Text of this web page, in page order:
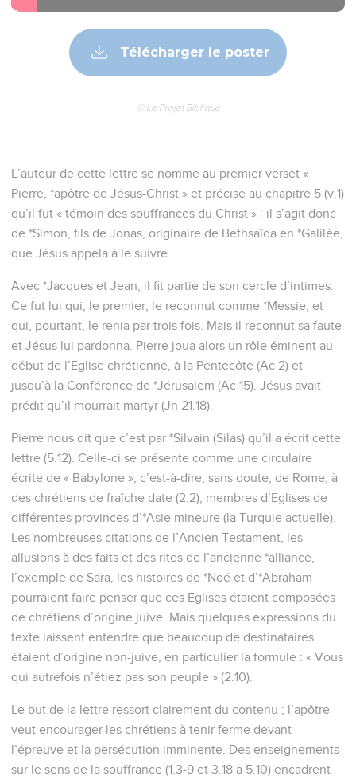
Télécharger le poster
© Le Projet Biblique
L’auteur de cette lettre se nomme au premier verset «
Pierre, *apôtre de Jésus-Christ » et précise au chapitre 5 (v.1)
qu’il fut « témoin des souffrances du Christ » : il s’agit donc
de *Simon, fils de Jonas, originaire de Bethsaïda en *Galilée,
que Jésus appela à le suivre.
Avec *Jacques et Jean, il fit partie de son cercle d’intimes.
Ce fut lui qui, le premier, le reconnut comme *Messie, et
qui, pourtant, le renia par trois fois. Mais il reconnut sa faute
et Jésus lui pardonna. Pierre joua alors un rôle éminent au
début de l’Eglise chrétienne, à la Pentecôte (Ac 2) et
jusqu’à la Conférence de *Jérusalem (Ac 15). Jésus avait
prédit qu’il mourrait martyr (Jn 21.18).
Pierre nous dit que c’est par *Silvain (Silas) qu’il a écrit cette
lettre (5.12). Celle-ci se présente comme une circulaire
écrite de « Babylone », c’est-à-dire, sans doute, de Rome, à
des chrétiens de fraîche date (2.2), membres d’Eglises de
différentes provinces d’*Asie mineure (la Turquie actuelle).
Les nombreuses citations de l’Ancien Testament, les
allusions à des faits et des rites de l’ancienne *alliance,
l’exemple de Sara, les histoires de *Noé et d’*Abraham
pourraient faire penser que ces Eglises étaient composées
de chrétiens d’origine juive. Mais quelques expressions du
texte laissent entendre que beaucoup de destinataires
étaient d’origine non-juive, en particulier la formule : « Vous
qui autrefois n’étiez pas son peuple » (2.10).
Le but de la lettre ressort clairement du contenu ; l’apôtre
veut encourager les chrétiens à tenir ferme devant
l’épreuve et la persécution imminente. Des enseignements
sur le sens de la souffrance (1.3-9 et 3.18 à 5.10) encadrent